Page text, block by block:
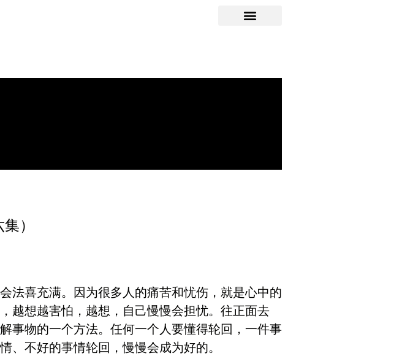
）
喜充满。因为很多人的痛苦和忧伤，就是心中的
越想越害怕，越想，自己慢慢会担忧。往正面去
事物的一个方法。任何一个人要懂得轮回，一件事
不好的事情轮回，慢慢会成为好的。